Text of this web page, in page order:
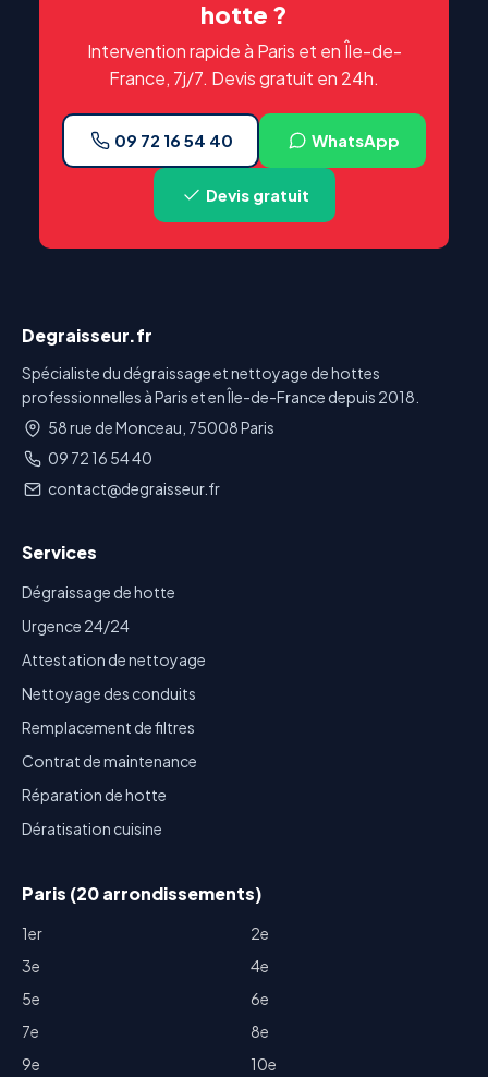
hotte ?
Intervention rapide à Paris et en Île-de-
France, 7j/7. Devis gratuit en 24h.
09 72 16 54 40 WhatsApp
Devis gratuit
Degraisseur.fr
Spécialiste du dégraissage et nettoyage de hottes
professionnelles à Paris et en Île-de-France depuis 2018.
58 rue de Monceau, 75008 Paris
09 72 16 54 40
contact@degraisseur.fr
Services
Dégraissage de hotte
Urgence 24/24
Attestation de nettoyage
Nettoyage des conduits
Remplacement de filtres
Contrat de maintenance
Réparation de hotte
Dératisation cuisine
Paris (20 arrondissements)
1er
2e
3e
4e
5e
6e
7e
8e
9e
10e